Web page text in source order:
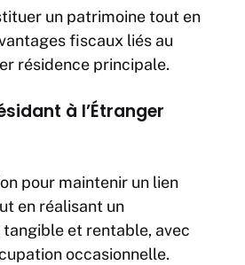
un patrimoine tout en
fiscaux liés au
résidence principale.
à l’Étranger
pour maintenir un lien
en réalisant un
et rentable, avec
occasionnelle.